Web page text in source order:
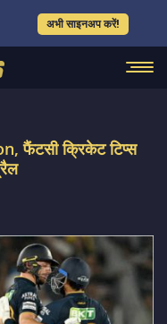
अभी साइनअप करें!
फैंटसी क्रिकेट टिप्स